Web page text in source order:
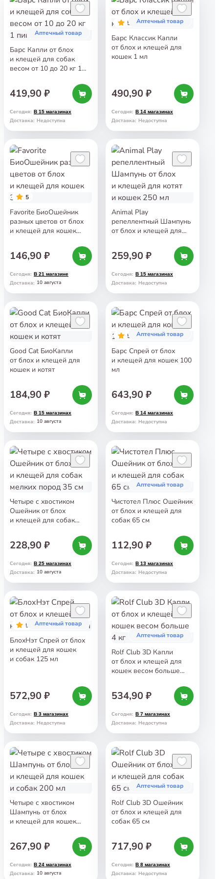
Аптечный товар
Барс Капли от блох
и клещей для собак
весом от 10 до 20 кг 1
419,90 ₽
Сегодня: В 15 магазинах
Доставка: Недоступна
5 Аптечный товар
Барс Классик Капли
от блох и клещей для
кошек 1 мл
490,90 ₽
Сегодня: В 14 магазинах
Доставка: Недоступна
5
Favorite БиоОшейник
разных цветов от блох
и клещей для кошек
146,90 ₽
Сегодня: В 21 магазине
Доставка: 10 августа
Animal Play
репеллентный Шампунь
от блох и клещей для
259,90 ₽
Сегодня: В 15 магазинах
Доставка: Недоступна
Good Cat БиоКапли
от блох и клещей для
кошек и котят
184,90 ₽
Сегодня: В 15 магазинах
Доставка: 10 августа
5 Аптечный товар
Барс Спрей от блох
и клещей для кошек 100
мл
643,90 ₽
Сегодня: В 14 магазинах
Доставка: Недоступна
Четыре с хвостиком
Ошейник от блох
и клещей для собак
228,90 ₽
Сегодня: В 25 магазинах
Доставка: 10 августа
Аптечный товар
Чистотел Плюс Ошейник
от блох и клещей для
собак 65 см
112,90 ₽
Сегодня: В 13 магазинах
Доставка: Недоступна
5 Аптечный товар
БлохНэт Спрей от блох
и клещей для кошек
и собак 125 мл
572,90 ₽
Сегодня: В 3 магазинах
Доставка: Недоступна
Аптечный товар
Rolf Club 3D Капли
от блох и клещей для
кошек весом больше
534,90 ₽
Сегодня: В 7 магазинах
Доставка: Недоступна
Четыре с хвостиком
Шампунь от блох
и клещей для кошек
267,90 ₽
Сегодня: В 24 магазинах
Доставка: 10 августа
Аптечный товар
Rolf Club 3D Ошейник
от блох и клещей для
собак 65 см
717,90 ₽
Сегодня: В 8 магазинах
Доставка: Недоступна